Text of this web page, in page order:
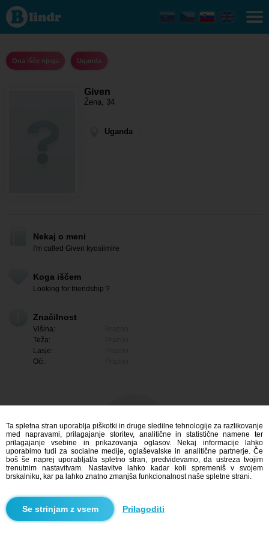
Given -
Ona
išče
njega
Ona išče njega Uganda
Given
Žena, 34
Uganda
Nekaj o meni
I'm called Given kyosiimire
Koga iščem
Looking for friendship ?
Značilnost
Višina:
Teža:
Lasje:
Oči:
Me zanima
Iskanje
Ta spletna stran uporablja piškotki in druge sledilne tehnologije za razlikovanje
med napravami, prilagajanje storitev, analitične in statistične namene ter
prilagajanje vsebine in prikazovanja oglasov. Nekaj informacije lahko
uporabimo tudi za socialne medije, oglaševalske in analitične partnerje. Če
boš še naprej uporabljal/a spletno stran, predvidevamo, da ustreza tvojim
trenutnim nastavitvam. Nastavitve lahko kadar koli spremeniš v svojem
brskalniku, kar pa lahko znatno zmanjša funkcionalnost naše spletne strani.
Prilagoditi